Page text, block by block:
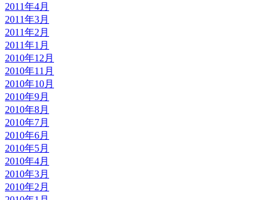
2011年4月
2011年3月
2011年2月
2011年1月
2010年12月
2010年11月
2010年10月
2010年9月
2010年8月
2010年7月
2010年6月
2010年5月
2010年4月
2010年3月
2010年2月